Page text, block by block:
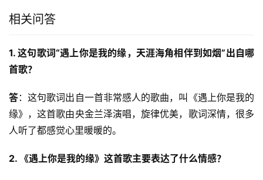
相关问答
1. 这句歌词“遇上你是我的缘，天涯海角相伴到如烟”出自哪
首歌？
答：这句歌词出自一首非常感人的歌曲，叫《遇上你是我的
缘》，这首歌由央金兰泽演唱，旋律优美，歌词深情，很多
人听了都感觉心里暖暖的。
2. 《遇上你是我的缘》这首歌主要表达了什么情感？